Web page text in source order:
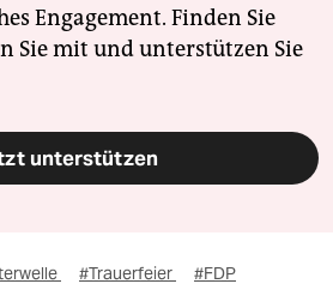
Engagement. Finden Sie
Sie mit und unterstützen Sie
unterstützen
#Trauerfeier #FDP